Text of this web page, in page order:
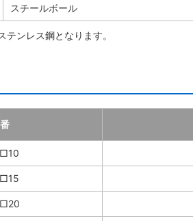
スチールボール
ンレス鋼となります。